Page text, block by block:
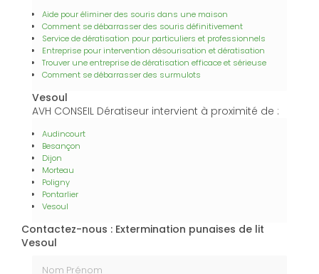
Aide pour éliminer des souris dans une maison
Comment se débarrasser des souris définitivement
Service de dératisation pour particuliers et professionnels
Entreprise pour intervention désourisation et dératisation
Trouver une entreprise de dératisation efficace et sérieuse
Comment se débarrasser des surmulots
Vesoul
AVH CONSEIL Dératiseur intervient à proximité de :
Audincourt
Besançon
Dijon
Morteau
Poligny
Pontarlier
Vesoul
Contactez-nous : Extermination punaises de lit
Vesoul